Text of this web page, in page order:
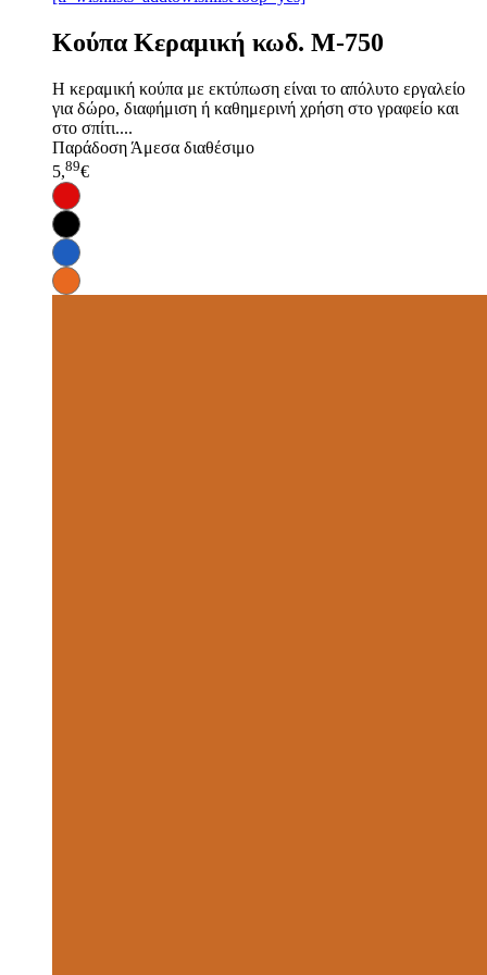
Κούπα Κεραμική κωδ. M-750
Η κεραμική κούπα με εκτύπωση είναι το απόλυτο εργαλείο
για δώρο, διαφήμιση ή καθημερινή χρήση στο γραφείο και
στο σπίτι....
Παράδοση Άμεσα διαθέσιμο
5,89€